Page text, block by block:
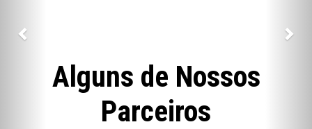
Alguns de Nossos
Parceiros